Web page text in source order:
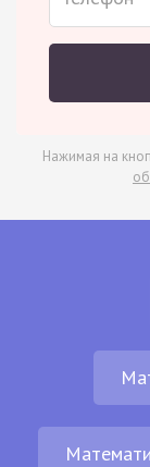
Нажимая на